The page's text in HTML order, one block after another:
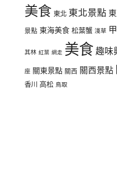
美食 東北 東北景點
景點 東海美食 松葉蟹 淺草
其林 紅葉 網走 美食趣味
座 關東景點 關西 關西景點
香川 高松 鳥取